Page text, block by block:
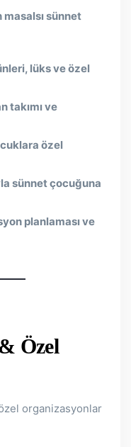
sünnet
lüks ve özel
takımı ve
özel
sünnet çocuğuna
planlaması ve
Özel
organizasyonlar